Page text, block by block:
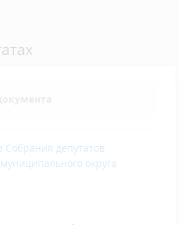
Собрания депутатов
округа